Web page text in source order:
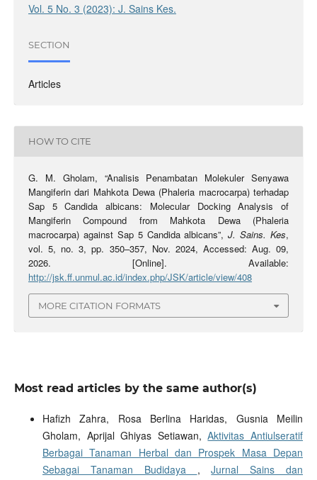
Vol. 5 No. 3 (2023): J. Sains Kes.
SECTION
Articles
HOW TO CITE
G. M. Gholam, “Analisis Penambatan Molekuler Senyawa
Mangiferin dari Mahkota Dewa (Phaleria macrocarpa) terhadap
Sap 5 Candida albicans: Molecular Docking Analysis of
Mangiferin Compound from Mahkota Dewa (Phaleria
macrocarpa) against Sap 5 Candida albicans”,J. Sains. Kes,
vol. 5, no. 3, pp. 350–357, Nov. 2024, Accessed: Aug. 09,
2026. [Online]. Available:
http://jsk.ff.unmul.ac.id/index.php/JSK/article/view/408
MORE CITATION FORMATS
Most read articles by the same author(s)
Hafizh Zahra, Rosa Berlina Haridas, Gusnia Meilin
Gholam, Aprijal Ghiyas Setiawan,Aktivitas Antiulseratif
Berbagai Tanaman Herbal dan Prospek Masa Depan
Sebagai Tanaman Budidaya ,Jurnal Sains dan